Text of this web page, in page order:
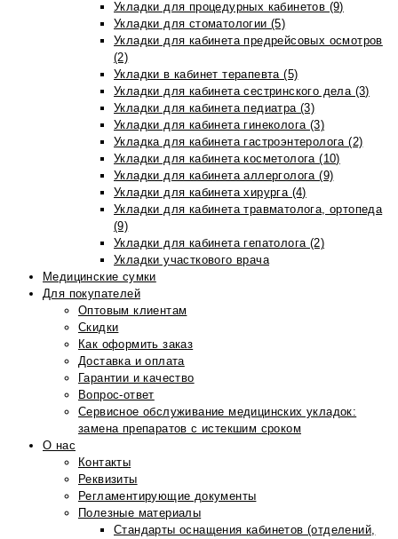
Укладки для процедурных кабинетов (9)
Укладки для стоматологии (5)
Укладки для кабинета предрейсовых осмотров
(2)
Укладки в кабинет терапевта (5)
Укладки для кабинета сестринского дела (3)
Укладки для кабинета педиатра (3)
Укладки для кабинета гинеколога (3)
Укладка для кабинета гастроэнтеролога (2)
Укладки для кабинета косметолога (10)
Укладки для кабинета аллерголога (9)
Укладки для кабинета хирурга (4)
Укладки для кабинета травматолога, ортопеда
(9)
Укладки для кабинета гепатолога (2)
Укладки участкового врача
Медицинские сумки
Для покупателей
Оптовым клиентам
Скидки
Как оформить заказ
Доставка и оплата
Гарантии и качество
Вопрос-ответ
Сервисное обслуживание медицинских укладок:
замена препаратов с истекшим сроком
О нас
Контакты
Реквизиты
Регламентирующие документы
Полезные материалы
Стандарты оснащения кабинетов (отделений,